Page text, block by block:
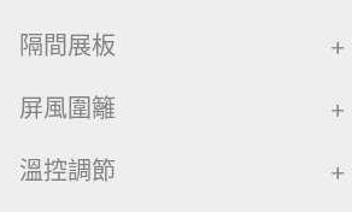
隔間展板 +
屏風圍籬 +
溫控調節 +